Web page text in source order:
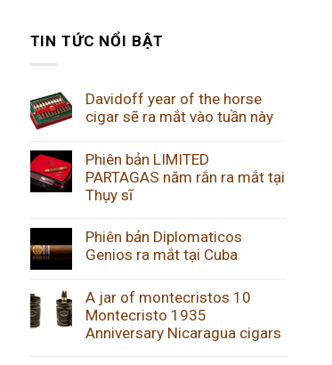
TIN TỨC NỔI BẬT
Davidoff year of the horse
cigar sẽ ra mắt vào tuần này
Phiên bản LIMITED
PARTAGAS năm rắn ra mắt tại
Thụy sĩ
Phiên bản Diplomaticos
Genios ra mắt tại Cuba
A jar of montecristos 10
Montecristo 1935
Anniversary Nicaragua cigars